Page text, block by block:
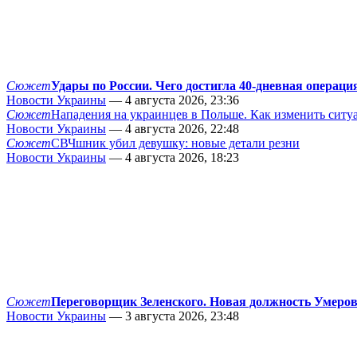
СюжетУдары по России. Чего достигла 40-дневная
Новости Украины — 4 августа 2026, 23:36
СюжетНападения на украинцев в Польше. Как изменить
Новости Украины — 4 августа 2026, 22:48
СюжетСВЧшник убил девушку: новые детали резни
Новости Украины — 4 августа 2026, 18:23
СюжетПереговорщик Зеленского. Новая должность
Новости Украины — 3 августа 2026, 23:48